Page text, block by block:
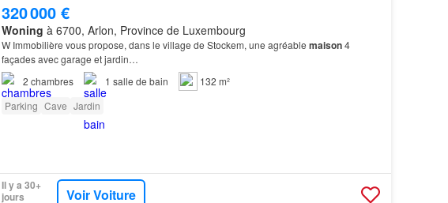
320 000 €
Woning à 6700, Arlon, Province de Luxembourg
W Immobilière vous propose, dans le village de Stockem, une agréable maison4
façades avec garage et jardin…
2 chambres 1 salle de bain
132 m²
Parking Cave Jardin
Il y a 30+
jours
Voir Voiture